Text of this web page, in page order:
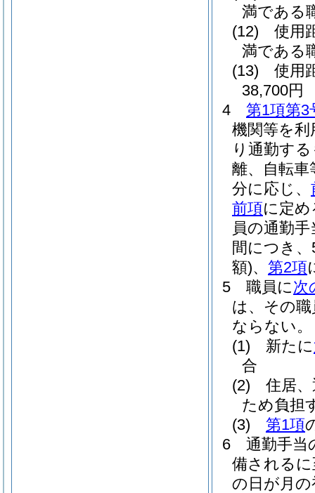
満である
(12)
使用
満である
(13)
使用
38,700円
4
第1項第3
機関等を
り通勤す
離、自転
分に応じ、
前項に定
員の通勤
間につき
額)、 第2項
5
職員に次
は、その
ならない。
(1)
新たに
合
(2)
住居
ため負担
(3)
第1項
6
通勤手当
備される
の日が月